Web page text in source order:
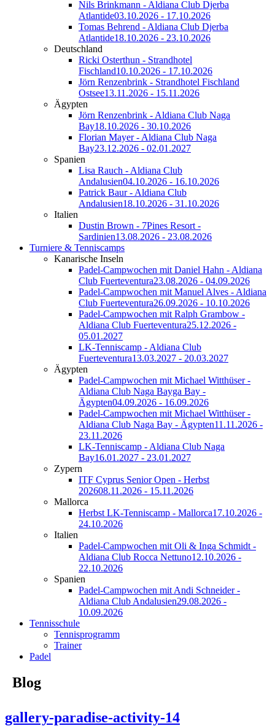
Nils Brinkmann - Aldiana Club Djerba
Atlantide03.10.2026 - 17.10.2026
Tomas Behrend - Aldiana Club Djerba
Atlantide18.10.2026 - 23.10.2026
Deutschland
Ricki Osterthun - Strandhotel
Fischland10.10.2026 - 17.10.2026
Jörn Renzenbrink - Strandhotel Fischland
Ostsee13.11.2026 - 15.11.2026
Ägypten
Jörn Renzenbrink - Aldiana Club Naga
Bay18.10.2026 - 30.10.2026
Florian Mayer - Aldiana Club Naga
Bay23.12.2026 - 02.01.2027
Spanien
Lisa Rauch - Aldiana Club
Andalusien04.10.2026 - 16.10.2026
Patrick Baur - Aldiana Club
Andalusien18.10.2026 - 31.10.2026
Italien
Dustin Brown - 7Pines Resort -
Sardinien13.08.2026 - 23.08.2026
Turniere & Tenniscamps
Kanarische Inseln
Padel-Campwochen mit Daniel Hahn - Aldiana
Club Fuerteventura23.08.2026 - 04.09.2026
Padel-Campwochen mit Manuel Alves - Aldiana
Club Fuerteventura26.09.2026 - 10.10.2026
Padel-Campwochen mit Ralph Grambow -
Aldiana Club Fuerteventura25.12.2026 -
05.01.2027
LK-Tenniscamp - Aldiana Club
Fuerteventura13.03.2027 - 20.03.2027
Ägypten
Padel-Campwochen mit Michael Witthüser -
Aldiana Club Naga Bayga Bay -
Ägypten04.09.2026 - 16.09.2026
Padel-Campwochen mit Michael Witthüser -
Aldiana Club Naga Bay - Ägypten11.11.2026 -
23.11.2026
LK-Tenniscamp - Aldiana Club Naga
Bay16.01.2027 - 23.01.2027
Zypern
ITF Cyprus Senior Open - Herbst
202608.11.2026 - 15.11.2026
Mallorca
Herbst LK-Tenniscamp - Mallorca17.10.2026 -
24.10.2026
Italien
Padel-Campwochen mit Oli & Inga Schmidt -
Aldiana Club Rocca Nettuno12.10.2026 -
22.10.2026
Spanien
Padel-Campwochen mit Andi Schneider -
Aldiana Club Andalusien29.08.2026 -
10.09.2026
Tennisschule
Tennisprogramm
Trainer
Padel
Blog
gallery-paradise-activity-14